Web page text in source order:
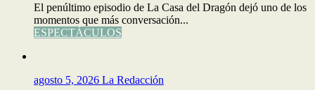
El penúltimo episodio de La Casa del Dragón dejó uno de los
momentos que más conversación...
ESPECTÁCULOS
agosto 5, 2026 La Redacción